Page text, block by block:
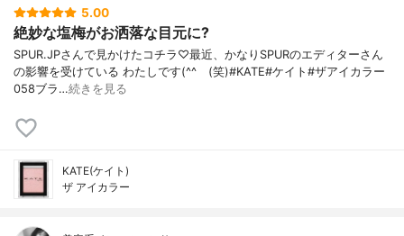
5.00
絶妙な塩梅がお洒落な目元に?
SPUR.JPさんで見かけたコチラ♡最近、かなりSPURのエディターさん
の影響を受けている わたしです(^^ゞ(笑)#KATE#ケイト#ザアイカラー
058ブラ…続きを見る
KATE(ケイト)
ザ アイカラー